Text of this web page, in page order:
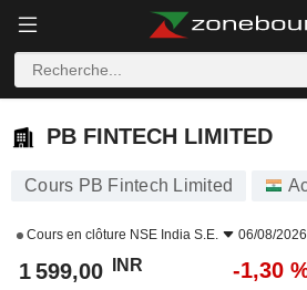
PB FINTECH LIMITED
PB FINTECH LIMITED
Cours PB Fintech Limited
Cours en clôture NSE India S.E. 06/08/2026
1 599,00 INR -1,30